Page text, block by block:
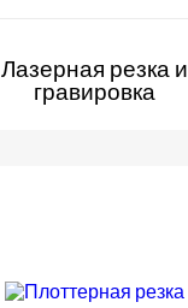
Лазерная резка и
гравировка